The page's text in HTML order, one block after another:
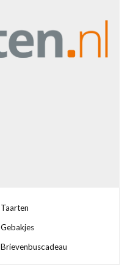
Taarten
Gebakjes
Brievenbuscadeau